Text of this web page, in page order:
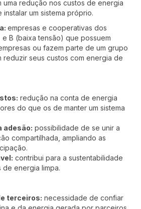
uma redução nos custos de energia
um sistema próprio.
empresas e cooperativas dos
e B (baixa tensão) que possuem
ou fazem parte de um grupo
reduzir seus custos com energia de
redução na conta de energia
do que os de manter um sistema
adesão: possibilidade de se unir a
compartilhada, ampliando as
contribui para a sustentabilidade
energia limpa.
terceiros: necessidade de confiar